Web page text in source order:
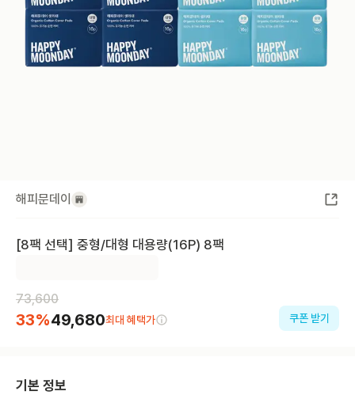
해피문데이
[8팩 선택] 중형/대형 대용량(16P) 8팩
73,600
33%49,680최대 혜택가 쿠폰 받기
기본 정보